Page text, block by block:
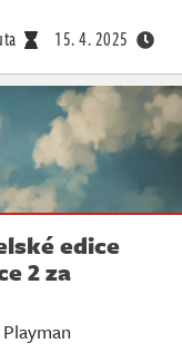
15. 4. 2025
edice
2 za